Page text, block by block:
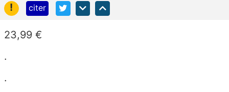
!
citer
23,99 €
.
.